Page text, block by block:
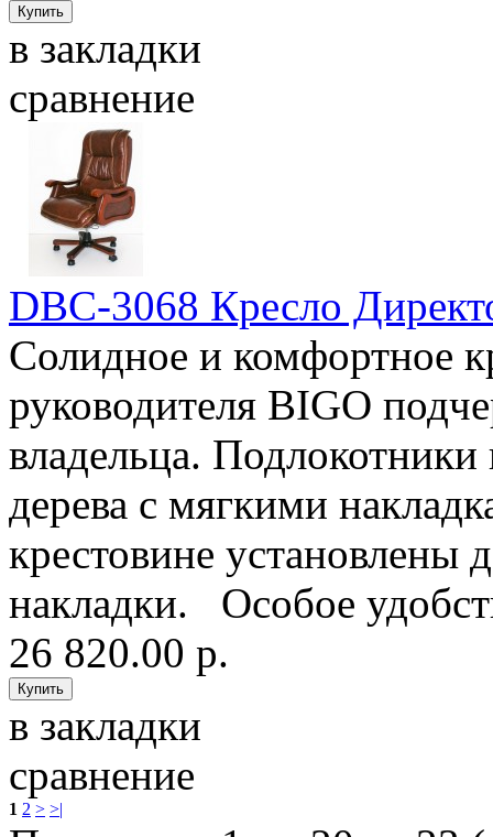
в закладки
сравнение
DBC-3068 Кресло
Солидное и комфортное
руководителя BIGO
владельца. Подлокотники
дерева с мягкими
крестовине установлены
накладки. Особое
26 820.00 р.
в закладки
сравнение
1 2 > >|